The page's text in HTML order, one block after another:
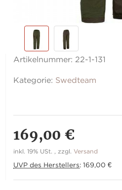
Artikelnummer: 22-1-131
Kategorie: Swedteam
169,00 €
inkl. 19% USt. , zzgl.Versand
UVP des Herstellers:169,00 €